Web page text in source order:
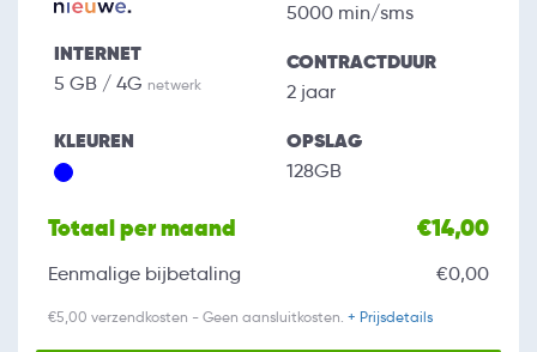
INTERNET
5 GB / 4G netwerk
5000 min/sms
CONTRACTDUUR
2 jaar
KLEUREN OPSLAG
128GB
Totaal per maand €14,00
Eenmalige bijbetaling €0,00
€5,00 verzendkosten - Geen aansluitkosten. + Prijsdetails